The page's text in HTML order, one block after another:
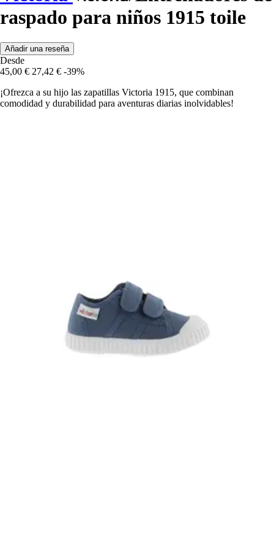
raspado para niños 1915 toile
Añadir una reseña
Desde
45,00 € 27,42 € -39%
¡Ofrezca a su hijo las zapatillas Victoria 1915, que combinan
comodidad y durabilidad para aventuras diarias inolvidables!